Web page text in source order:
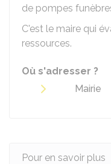
de pompes
C'est le maire qui
ressources.
Où s'adresser ?
Mairie
Pour en savoir plus